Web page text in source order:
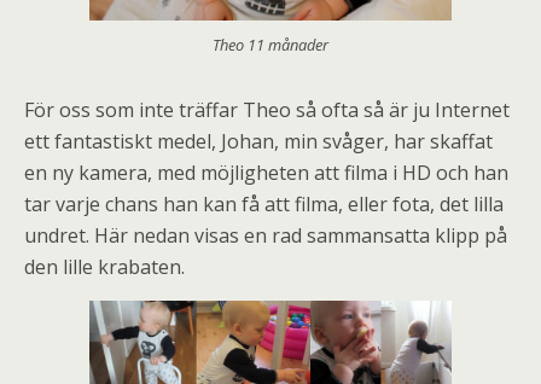
Theo 11 månader
För oss som inte träffar Theo så ofta så är ju Internet
ett fantastiskt medel, Johan, min svåger, har skaffat
en ny kamera, med möjligheten att filma i HD och han
tar varje chans han kan få att filma, eller fota, det lilla
undret. Här nedan visas en rad sammansatta klipp på
den lille krabaten.